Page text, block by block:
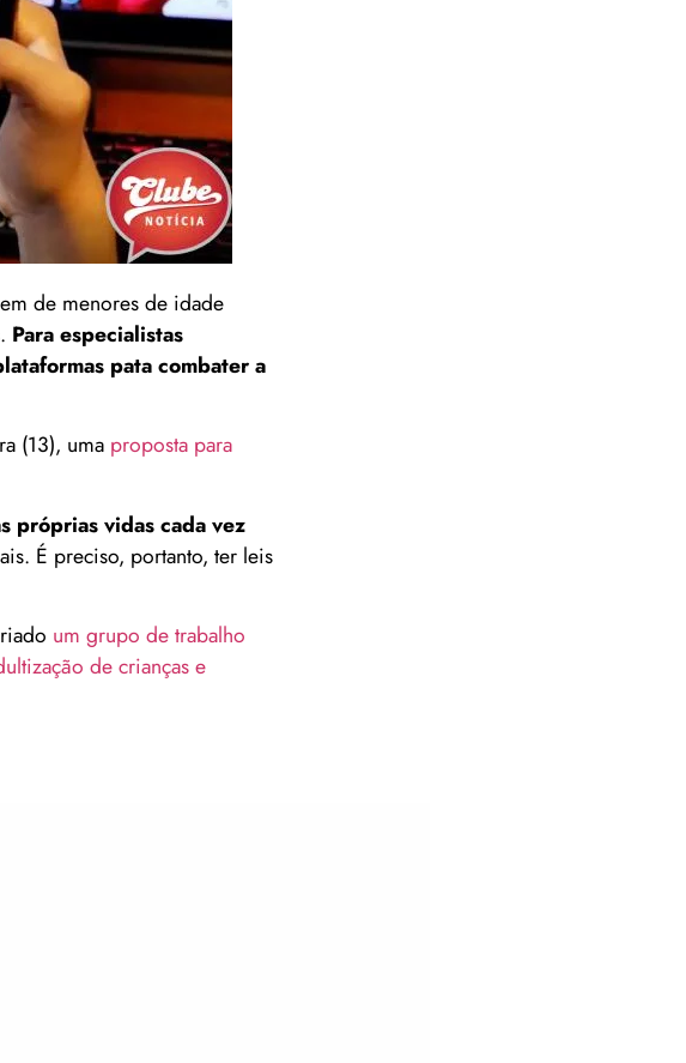
de menores de idade
Para especialistas
pata combater a
(13), uma proposta para
próprias vidas cada vez
É preciso, portanto, ter leis
um grupo de trabalho
de crianças e